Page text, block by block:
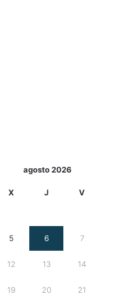
agosto 2026
X J V
5 6 7
12 13 14
19 20 21